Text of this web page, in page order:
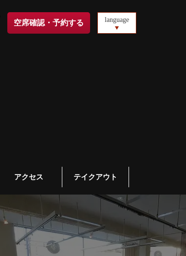
空席確認・予約する language
アクセス テイクアウト